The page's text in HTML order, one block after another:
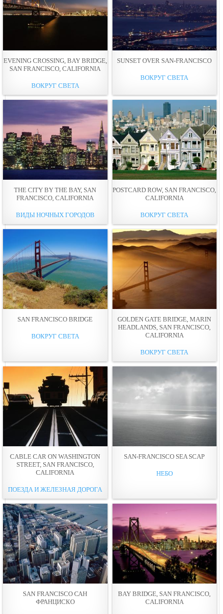
EVENING CROSSING, BAY BRIDGE,
SAN FRANCISCO, CALIFORNIA
ВОКРУГ СВЕТА
SUNSET OVER SAN-FRANCISCO
ВОКРУГ СВЕТА
THE CITY BY THE BAY, SAN
FRANCISCO, CALIFORNIA
ВИДЫ НОЧНЫХ ГОРОДОВ
POSTCARD ROW, SAN FRANCISCO,
CALIFORNIA
ВОКРУГ СВЕТА
SAN FRANCISCO BRIDGE
ВОКРУГ СВЕТА
GOLDEN GATE BRIDGE, MARIN
HEADLANDS, SAN FRANCISCO,
CALIFORNIA
ВОКРУГ СВЕТА
CABLE CAR ON WASHINGTON
STREET, SAN FRANCISCO,
CALIFORNIA
ПОЕЗДА И ЖЕЛЕЗНАЯ ДОРОГА
SAN-FRANCISCO SEA SCAP
НЕБО
SAN FRANCISCO САН
ФРАНЦИСКО
BAY BRIDGE, SAN FRANCISCO,
CALIFORNIA